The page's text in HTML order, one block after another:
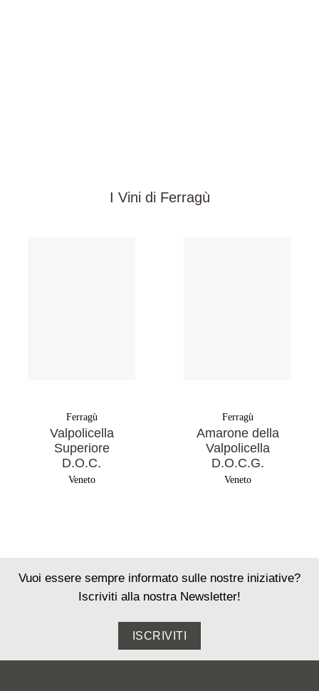
I Vini di Ferragù
Ferragù
Valpolicella
Superiore
D.O.C.
Veneto
Ferragù
Amarone della
Valpolicella
D.O.C.G.
Veneto
Vuoi essere sempre informato sulle nostre iniziative?
Iscriviti alla nostra Newsletter!
ISCRIVITI